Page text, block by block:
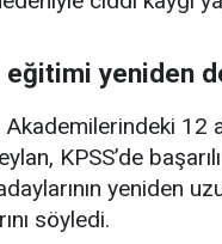
eğitimi yeniden
12
KPSS’de
yeniden
söyledi.